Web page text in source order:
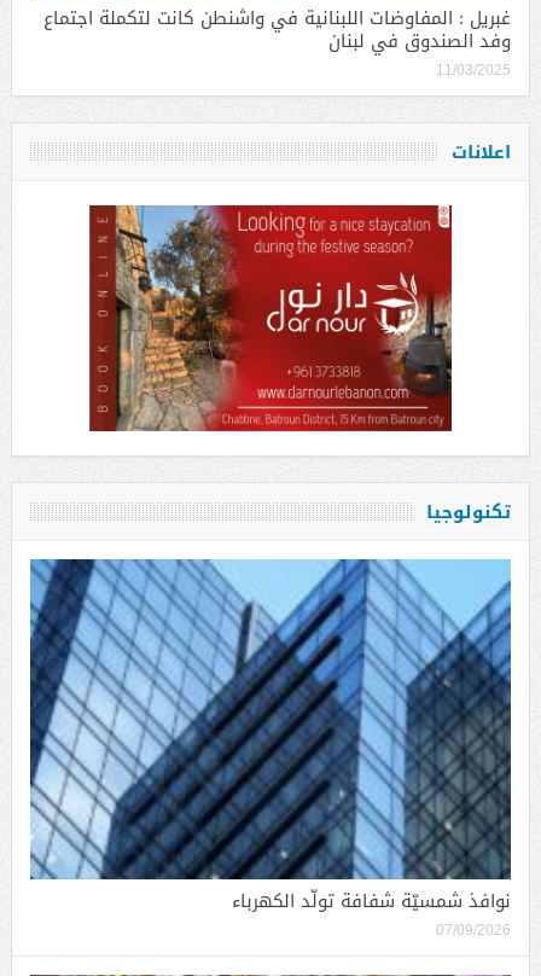
غبريل : المفاوضات اللبنانية في واشنطن كانت لتكملة اجتماع
وفد الصندوق في لبنان
11/03/2025
اعلانات
تكنولوجيا
نوافذ شمسيّة شفافة تولّد الكهرباء
07/09/2026